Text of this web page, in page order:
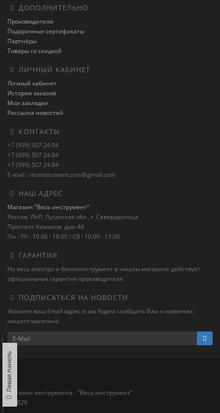
ДОПОЛНИТЕЛЬНО
Производители
Подарочные сертификаты
Партнёры
Товары со скидкой
ЛИЧНЫЙ КАБИНЕТ
Личный кабинет
История заказов
Мои закладки
Рассылка новостей
КОНТАКТЫ
+7 (999) 507 24 04
+7 (999) 507 24 04
+7 (999) 507 24 04
E-mail : vesinstrument.com@gmail.com
НАШ АДРЕС
Магазин "Весь инструмент"
Россия, ЛНР, Луганская обл., г. Северодонецк
Проспект Химиков, дом 44
Пн - Пт : 10.00 - 18.00 / Сб : 10.00 - 15.00
ГАРАНТИЯ
На весь электро и бензоинструмент в нашем магазине действует
официальная гарантия производителя
ПОДПИСАТЬСЯ НА НОВОСТИ
Укажите ваш Email адрес и мы будем сообщать Вам о новинках
нашего магазина
Магазин инструмента - "Весь инструмент"
© 2026
Левая панель